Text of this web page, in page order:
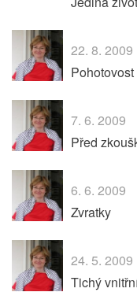
22. 8. 2009
Pohotovost
7. 6. 2009
Před
6. 6. 2009
Zvratky
24. 5. 2009
Tichý